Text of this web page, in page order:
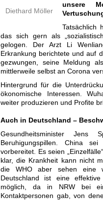
Diethard Möller
unsere
Tatsächlich
das sich gern als
gelogen. Der Arzt Li
Erkrankung berichtete und auf
gezwungen, seine Meldung
mittlerweile selbst an Corona
Hintergrund für die
ökonomische Interessen.
weiter produzieren und Profite
Auch in Deutschland –
Gesundheitsminister
Beruhigungspillen. China
vorbereitet. Es seien
klar, die Krankheit kann nicht
die WHO aber sehen eine
Deutschland ist eine
möglich, da in NRW bei
Kontaktpersonen gab, von